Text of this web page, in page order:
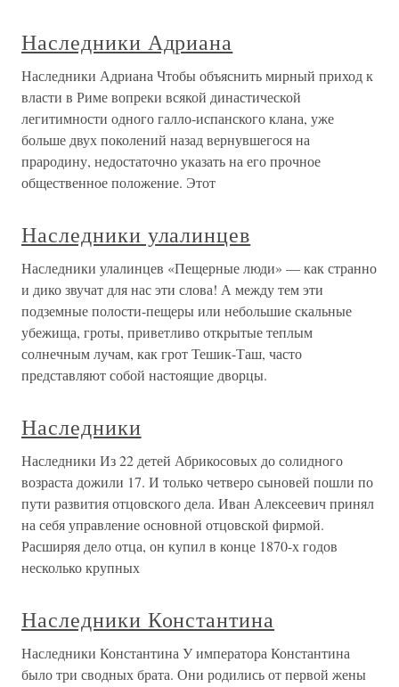
Наследники Адриана
Наследники Адриана Чтобы объяснить мирный приход к
власти в Риме вопреки всякой династической
легитимности одного галло-испанского клана, уже
больше двух поколений назад вернувшегося на
прародину, недостаточно указать на его прочное
общественное положение. Этот
Наследники улалинцев
Наследники улалинцев «Пещерные люди» — как странно
и дико звучат для нас эти слова! А между тем эти
подземные полости-пещеры или небольшие скальные
убежища, гроты, приветливо открытые теплым
солнечным лучам, как грот Тешик-Таш, часто
представляют собой настоящие дворцы.
Наследники
Наследники Из 22 детей Абрикосовых до солидного
возраста дожили 17. И только четверо сыновей пошли по
пути развития отцовского дела. Иван Алексеевич принял
на себя управление основной отцовской фирмой.
Расширяя дело отца, он купил в конце 1870-х годов
несколько крупных
Наследники Константина
Наследники Константина У императора Константина
было три сводных брата. Они родились от первой жены